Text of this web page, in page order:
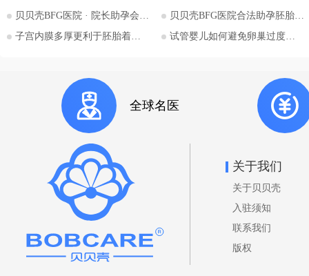
斯斯坦的法律框架值得深入探讨。
法律的核心要点，并特别关注单身
拉套大学附属BFG生殖妇产医院的
咨询信息。 核心要点一：吉尔吉
斯斯坦助孕法律概述 吉尔吉斯斯
《家庭法》、《公民健康保护法》
尔吉斯斯坦法律明确承认并规范了
助孕行为，包括商业助孕，允许委
托人向助孕母亲支付报酬。 亲权
认定： 法律明确规定，在签署合
贝贝壳BFG医院 · 院长助孕会（济南站）
贝贝壳BFG医院合法助孕胚胎移植流程详解
子宫内膜多厚更利于胚胎着床？
试管婴儿如何避免卵巢过度刺激综合征
全球名医
关于我们
关于贝贝壳
入驻须知
联系我们
版权